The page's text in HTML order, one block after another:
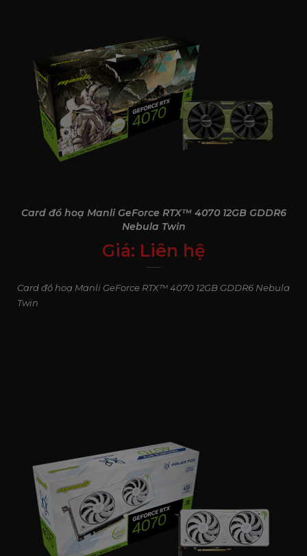
Card đồ hoạ Manli GeForce RTX™ 4070 12GB GDDR6
Nebula Twin
Giá: Liên hệ
0₫
Card đồ hoạ Manli GeForce RTX™ 4070 12GB GDDR6 Nebula
Twin